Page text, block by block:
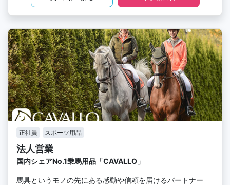
正社員 スポーツ用品
法人営業
国内シェアNo.1乗馬用品「CAVALLO」
馬具というモノの先にある感動や信頼を届けるパートナー